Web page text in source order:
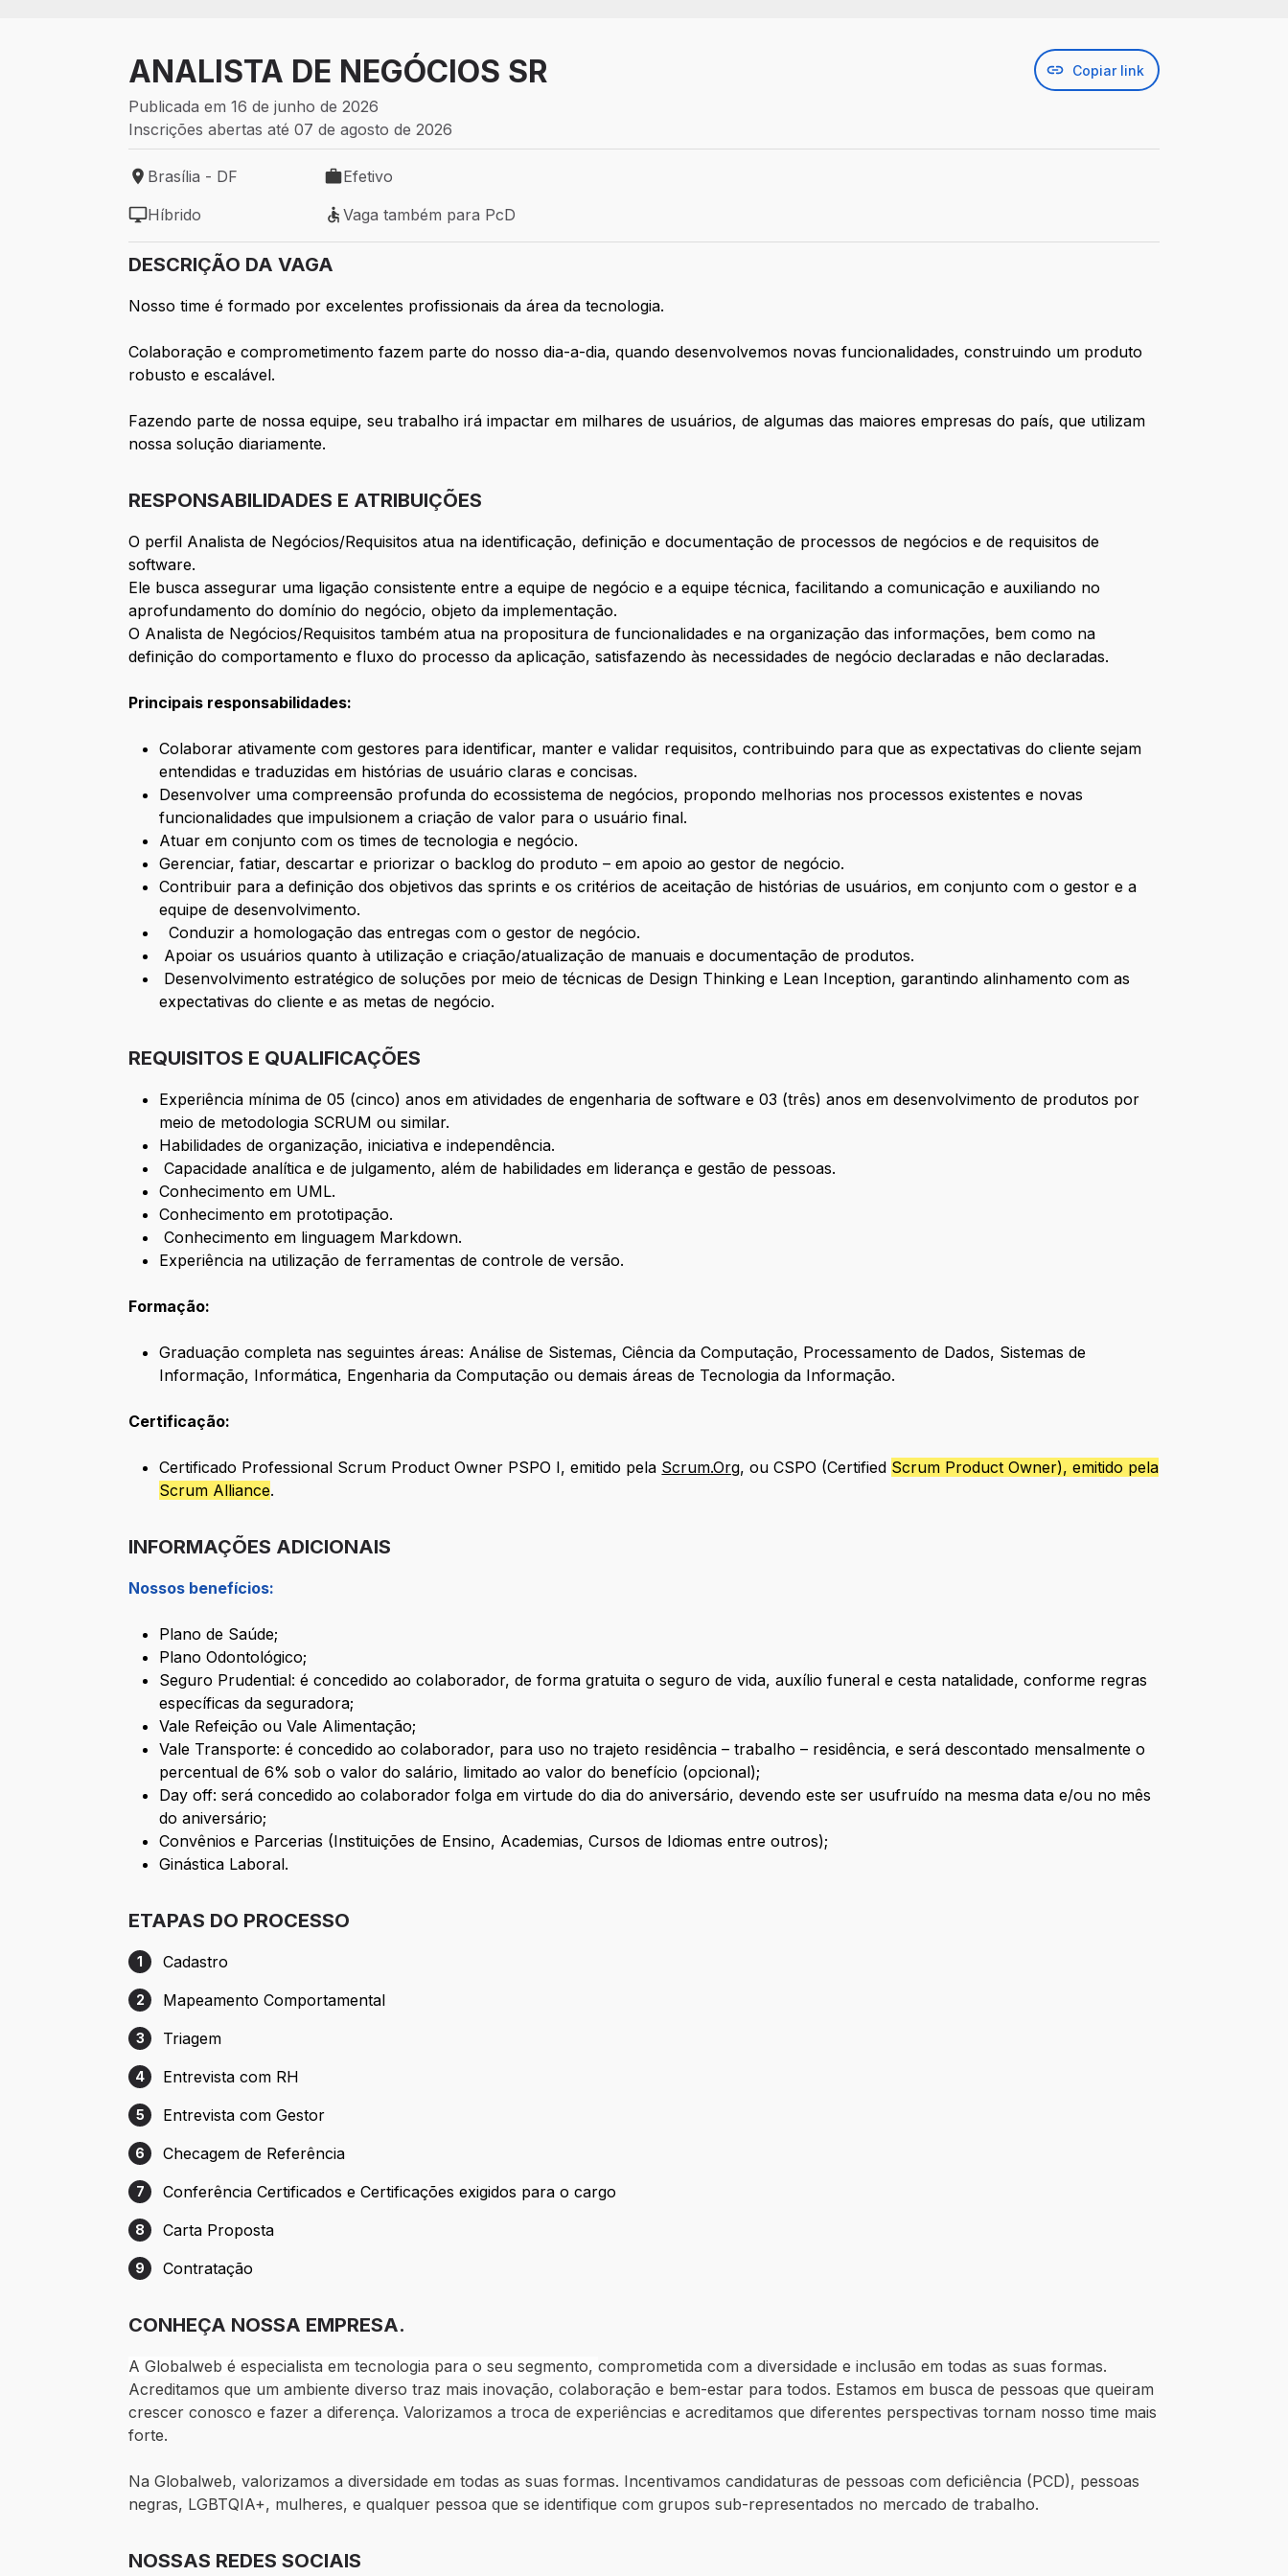
ANALISTA DE NEGÓCIOS SR Copiar link
Publicada em 16 de junho de 2026
Inscrições abertas até 07 de agosto de 2026
Local de trabalho: Brasília - DF
Brasília - DF
Tipo de vaga: Efetivo
Efetivo
Modelo de trabalho: Híbrido
Híbrido
Vaga também para PcD
Vaga também para PcD
DESCRIÇÃO DA VAGA
Nosso time é formado por excelentes profissionais da área da tecnologia.
Colaboração e comprometimento fazem parte do nosso dia-a-dia, quando desenvolvemos novas funcionalidades, construindo um produto
robusto e escalável.
Fazendo parte de nossa equipe, seu trabalho irá impactar em milhares de usuários, de algumas das maiores empresas do país, que utilizam
nossa solução diariamente.
RESPONSABILIDADES E ATRIBUIÇÕES
O perfil Analista de Negócios/Requisitos atua na identificação, definição e documentação de processos de negócios e de requisitos de
software.
Ele busca assegurar uma ligação consistente entre a equipe de negócio e a equipe técnica, facilitando a comunicação e auxiliando no
aprofundamento do domínio do negócio, objeto da implementação.
O Analista de Negócios/Requisitos também atua na propositura de funcionalidades e na organização das informações, bem como na
definição do comportamento e fluxo do processo da aplicação, satisfazendo às necessidades de negócio declaradas e não declaradas.
Principais responsabilidades:
Colaborar ativamente com gestores para identificar, manter e validar requisitos, contribuindo para que as expectativas do cliente sejam
entendidas e traduzidas em histórias de usuário claras e concisas.
Desenvolver uma compreensão profunda do ecossistema de negócios, propondo melhorias nos processos existentes e novas
funcionalidades que impulsionem a criação de valor para o usuário final.
Atuar em conjunto com os times de tecnologia e negócio.
Gerenciar, fatiar, descartar e priorizar o backlog do produto – em apoio ao gestor de negócio.
Contribuir para a definição dos objetivos das sprints e os critérios de aceitação de histórias de usuários, em conjunto com o gestor e a
equipe de desenvolvimento.
Conduzir a homologação das entregas com o gestor de negócio.
Apoiar os usuários quanto à utilização e criação/atualização de manuais e documentação de produtos.
Desenvolvimento estratégico de soluções por meio de técnicas de Design Thinking e Lean Inception, garantindo alinhamento com as
expectativas do cliente e as metas de negócio.
REQUISITOS E QUALIFICAÇÕES
Experiência mínima de 05 (cinco) anos em atividades de engenharia de software e 03 (três) anos em desenvolvimento de produtos por
meio de metodologia SCRUM ou similar.
Habilidades de organização, iniciativa e independência.
Capacidade analítica e de julgamento, além de habilidades em liderança e gestão de pessoas.
Conhecimento em UML.
Conhecimento em prototipação.
Conhecimento em linguagem Markdown.
Experiência na utilização de ferramentas de controle de versão.
Formação:
Graduação completa nas seguintes áreas: Análise de Sistemas, Ciência da Computação, Processamento de Dados, Sistemas de
Informação, Informática, Engenharia da Computação ou demais áreas de Tecnologia da Informação.
Certificação:
Certificado Professional Scrum Product Owner PSPO I, emitido pela Scrum.Org, ou CSPO (Certified Scrum Product Owner), emitido pela
Scrum Alliance.
INFORMAÇÕES ADICIONAIS
Nossos benefícios:
Plano de Saúde;
Plano Odontológico;
Seguro Prudential: é concedido ao colaborador, de forma gratuita o seguro de vida, auxílio funeral e cesta natalidade, conforme regras
específicas da seguradora;
Vale Refeição ou Vale Alimentação;
Vale Transporte: é concedido ao colaborador, para uso no trajeto residência – trabalho – residência, e será descontado mensalmente o
percentual de 6% sob o valor do salário, limitado ao valor do benefício (opcional);
Day off: será concedido ao colaborador folga em virtude do dia do aniversário, devendo este ser usufruído na mesma data e/ou no mês
do aniversário;
Convênios e Parcerias (Instituições de Ensino, Academias, Cursos de Idiomas entre outros);
Ginástica Laboral.
ETAPAS DO PROCESSO
Etapa 1: Cadastro
1 Cadastro
Etapa 2: Mapeamento Comportamental
2 Mapeamento Comportamental
Etapa 3: Triagem
3 Triagem
Etapa 4: Entrevista com RH
4 Entrevista com RH
Etapa 5: Entrevista com Gestor
5 Entrevista com Gestor
Etapa 6: Checagem de Referência
6 Checagem de Referência
Etapa 7: Conferência Certificados e Certificações exigidos para o cargo
7 Conferência Certificados e Certificações exigidos para o cargo
Etapa 8: Carta Proposta
8 Carta Proposta
Etapa 9: Contratação
9 Contratação
CONHEÇA NOSSA EMPRESA.
A Globalweb é especialista em tecnologia para o seu segmento,comprometida com a diversidade e inclusão em todas as suas formas.
Acreditamos que um ambiente diverso traz mais inovação, colaboração e bem-estar para todos. Estamos em busca de pessoas que queiram
crescer conosco e fazer a diferença. Valorizamos a troca de experiências e acreditamos que diferentes perspectivas tornam nosso time mais
forte.
Na Globalweb, valorizamos a diversidade em todas as suas formas. Incentivamos candidaturas de pessoas com deficiência (PCD), pessoas
negras, LGBTQIA+, mulheres, e qualquer pessoa que se identifique com grupos sub-representados no mercado de trabalho.
NOSSAS REDES SOCIAIS